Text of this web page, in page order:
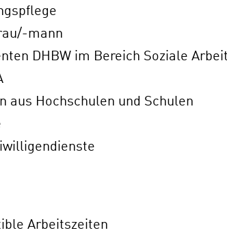
mann
DHBW im Bereich Soziale
aus Hochschulen und Schulen
Arbeitszeiten